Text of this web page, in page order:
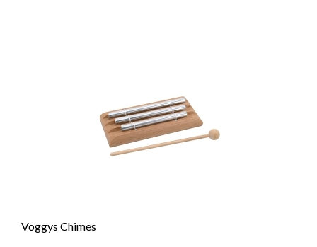
Voggys Chimes